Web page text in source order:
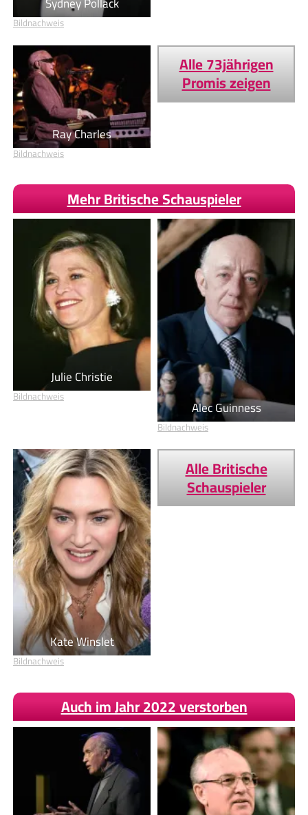
Bildnachweis
Ray Charles
Bildnachweis
Alle 73jährigen
Promis zeigen
Mehr Britische Schauspieler
Julie Christie
Bildnachweis
Alec Guinness
Bildnachweis
Kate Winslet
Bildnachweis
Alle Britische
Schauspieler
Auch im Jahr 2022 verstorben